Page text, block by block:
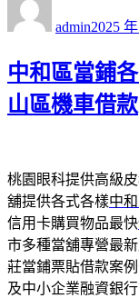
admin佈
期:
2025
中和區當鋪
山區機車借款
桃園眼科提供高級
舖提供各式各樣中
信用卡購買物品最快
市多種當舖專營最
莊當鋪票貼借款案
及中小企業融資銀